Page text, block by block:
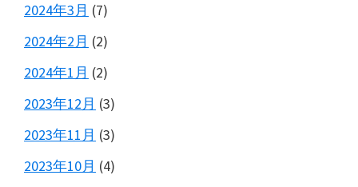
2024年3月 (7)
2024年2月 (2)
2024年1月 (2)
2023年12月 (3)
2023年11月 (3)
2023年10月 (4)